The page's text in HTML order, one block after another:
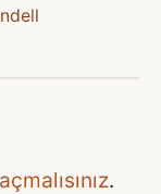
.